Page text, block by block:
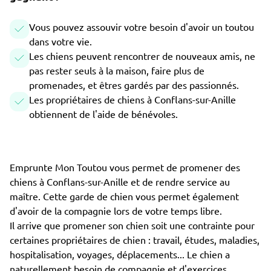
Vous pouvez assouvir votre besoin d'avoir un toutou
dans votre vie.
Les chiens peuvent rencontrer de nouveaux amis, ne
pas rester seuls à la maison, faire plus de
promenades, et êtres gardés par des passionnés.
Les propriétaires de chiens à Conflans-sur-Anille
obtiennent de l'aide de bénévoles.
Emprunte Mon Toutou vous permet de promener des
chiens à Conflans-sur-Anille et de rendre service au
maître. Cette garde de chien vous permet également
d'avoir de la compagnie lors de votre temps libre.
Il arrive que promener son chien soit une contrainte pour
certaines propriétaires de chien : travail, études, maladies,
hospitalisation, voyages, déplacements... Le chien a
naturellement besoin de compagnie et d'exercices